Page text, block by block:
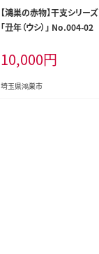
【鴻巣の赤物】干支シリーズ
「丑年（ウシ）」 No.004-02
10,000円
埼玉県鴻巣市